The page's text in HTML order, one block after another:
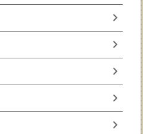
chevron_right
chevron_right
chevron_right
chevron_right
chevron_right